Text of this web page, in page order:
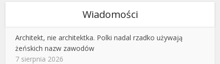
Wiadomości
Architekt, nie architektka. Polki nadal rzadko używają
żeńskich nazw zawodów
7 sierpnia 2026